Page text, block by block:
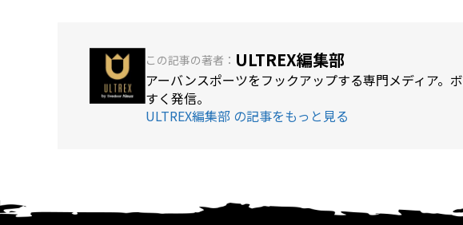
この記事の著者： ULTREX編集部
アーバンスポーツをフックアップする専門メディア。
すく発信。
ULTREX編集部 の記事をもっと見る